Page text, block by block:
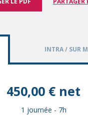
INTRA / SUR
450,00 € net
1 journée - 7h